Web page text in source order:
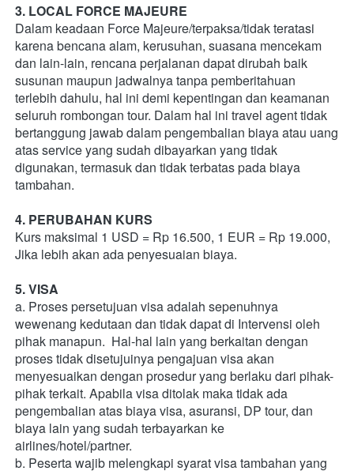
3. LOCAL FORCE MAJEURE
Dalam keadaan Force Majeure/terpaksa/tidak teratasi
karena bencana alam, kerusuhan, suasana mencekam
dan lain-lain, rencana perjalanan dapat dirubah baik
susunan maupun jadwalnya tanpa pemberitahuan
terlebih dahulu, hal ini demi kepentingan dan keamanan
seluruh rombongan tour. Dalam hal ini travel agent tidak
bertanggung jawab dalam pengembalian biaya atau uang
atas service yang sudah dibayarkan yang tidak
digunakan, termasuk dan tidak terbatas pada biaya
tambahan.
4. PERUBAHAN KURS
Kurs maksimal 1 USD = Rp 16.500, 1 EUR = Rp 19.000,
Jika lebih akan ada penyesuaian biaya.
5. VISA
a. Proses persetujuan visa adalah sepenuhnya
wewenang kedutaan dan tidak dapat di Intervensi oleh
pihak manapun.  Hal-hal lain yang berkaitan dengan
proses tidak disetujuinya pengajuan visa akan
menyesuaikan dengan prosedur yang berlaku dari pihak-
pihak terkait. Apabila visa ditolak maka tidak ada
pengembalian atas biaya visa, asuransi, DP tour, dan
biaya lain yang sudah terbayarkan ke
airlines/hotel/partner.
b. Peserta wajib melengkapi syarat visa tambahan yang